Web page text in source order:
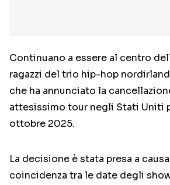
Continuano a essere al centro
ragazzi del trio hip-hop
che ha annunciato la
attesissimo tour negli Stati Uniti
ottobre 2025.
La decisione è stata presa a
coincidenza tra le date degli